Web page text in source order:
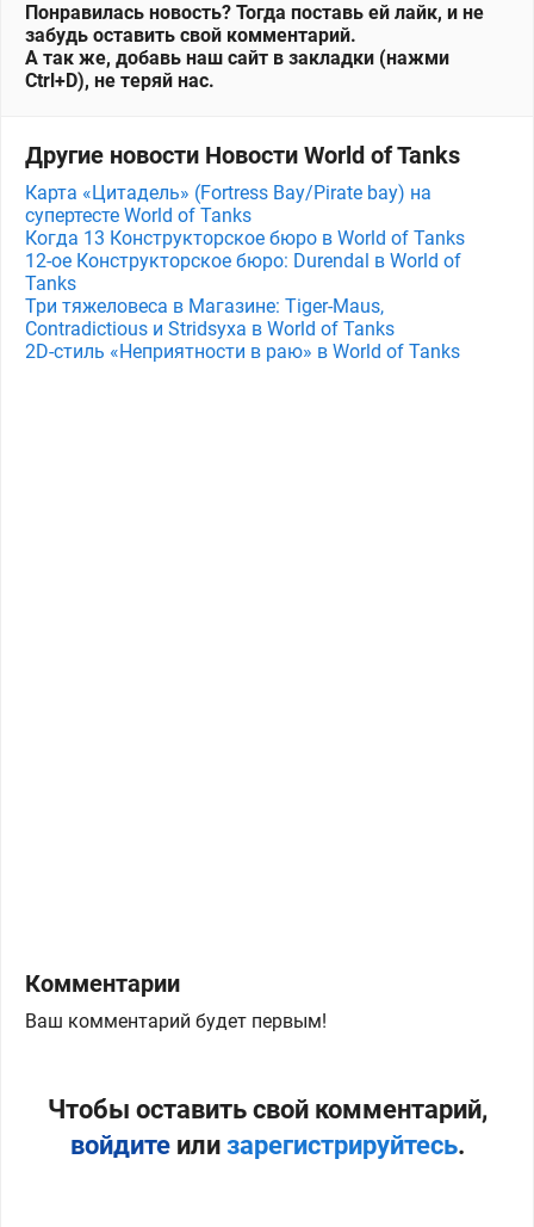
Понравилась новость? Тогда поставь ей лайк, и не
забудь оставить свой комментарий.
А так же, добавь наш сайт в закладки (нажми
Ctrl+D), не теряй нас.
Другие новости Новости World of Tanks
Карта «Цитадель» (Fortress Bay/Pirate bay) на
супертесте World of Tanks
Когда 13 Конструкторское бюро в World of Tanks
12-ое Конструкторское бюро: Durendal в World of
Tanks
Три тяжеловеса в Магазине: Tiger-Maus,
Contradictious и Stridsyxa в World of Tanks
2D-стиль «Неприятности в раю» в World of Tanks
Комментарии
Ваш комментарий будет первым!
Чтобы оставить свой комментарий,
войдитеили зарегистрируйтесь.